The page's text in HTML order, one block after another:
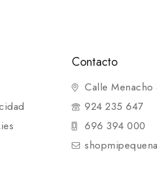
Contacto
Calle Menacho
924 235 647
696 394 000